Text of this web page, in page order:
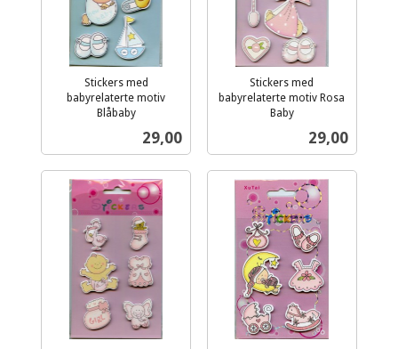
Stickers med
babyrelaterte motiv
Blåbaby
Pris
29,00
Stickers med
babyrelaterte motiv Rosa
Baby
Pris
29,00